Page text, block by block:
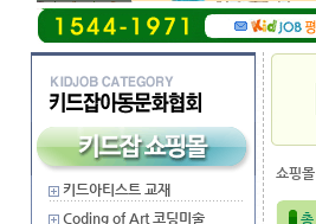
키드아티스트 교재
Coding of Art 코딩미술
쇼핑몰
총